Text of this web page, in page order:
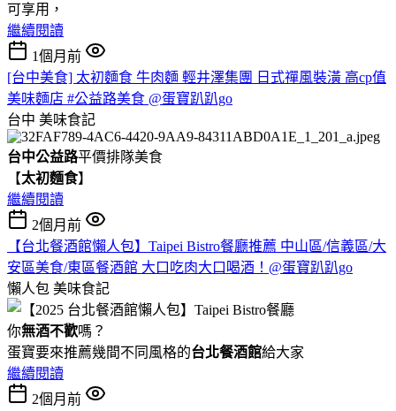
可享用，
繼續閱讀
1個月前
[台中美食] 太初麵食 牛肉麵 輕井澤集團 日式禪風裝潢 高cp值
美味麵店 #公益路美食 @蛋寶趴趴go
台中 美味食記
台中公益路平價排隊美食
【太初麵食】
繼續閱讀
2個月前
【台北餐酒館懶人包】Taipei Bistro餐廳推薦 中山區/信義區/大
安區美食/東區餐酒館 大口吃肉大口喝酒！@蛋寶趴趴go
懶人包 美味食記
你無酒不歡嗎？
蛋寶要來推薦幾間不同風格的台北餐酒館給大家
繼續閱讀
2個月前